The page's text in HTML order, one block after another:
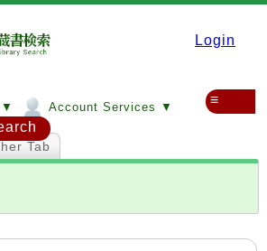
Login
▼ Account Services ▼ ≡
Tab